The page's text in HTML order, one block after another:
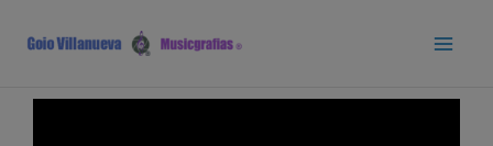
contenido